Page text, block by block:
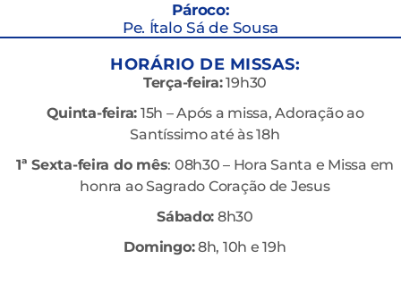
Pároco:
Pe. Ítalo Sá de Sousa
HORÁRIO DE MISSAS:
Terça-feira:19h30
Quinta-feira: 15h – Após a missa, Adoração ao
Santíssimo até às 18h
1ª Sexta-feira do mês: 08h30 – Hora Santa e Missa em
honra ao Sagrado Coração de Jesus
Sábado: 8h30
Domingo:8h, 10h e 19h